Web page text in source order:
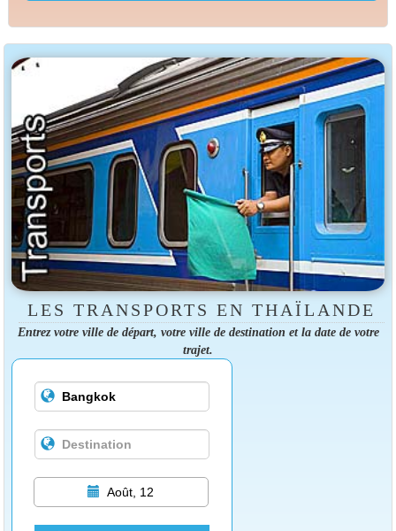
LES TRANSPORTS EN THAÏLANDE
Entrez votre ville de départ, votre ville de destination et la date de votre
trajet.
Août, 12